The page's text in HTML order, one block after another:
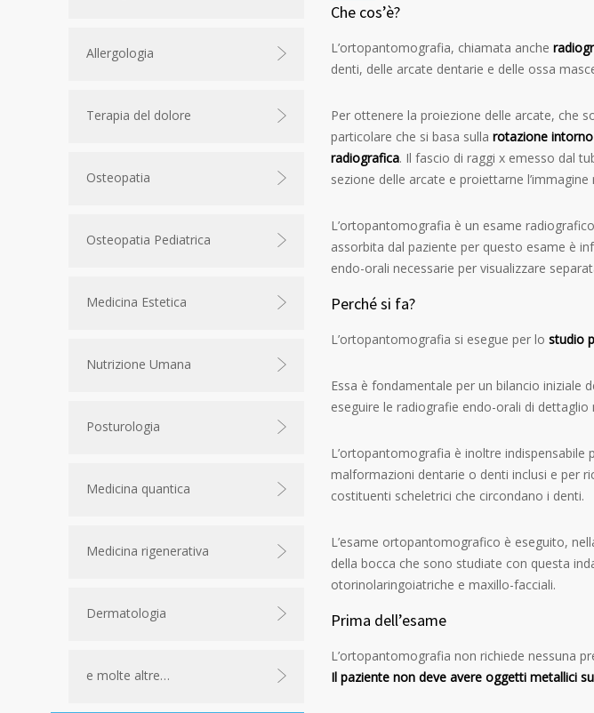
Allergologia
Terapia del dolore
Osteopatia
Osteopatia Pediatrica
Medicina Estetica
Nutrizione Umana
Posturologia
Medicina quantica
Medicina rigenerativa
Dermatologia
e molte altre…
Che cos’è?
L’ortopantomografia, chiamata anche
denti, delle arcate dentarie e delle ossa
Per ottenere la proiezione delle arcate, che
particolare che si basa sulla rotazione
radiografica. Il fascio di raggi x emesso dal
sezione delle arcate e proiettarne
L’ortopantomografia è un esame
assorbita dal paziente per questo esame è
endo-orali necessarie per visualizzare
Perché si fa?
L’ortopantomografia si esegue per lo studio
Essa è fondamentale per un bilancio
eseguire le radiografie endo-orali di
L’ortopantomografia è inoltre indispensabile
malformazioni dentarie o denti inclusi e per
costituenti scheletrici che circondano i denti.
L’esame ortopantomografico è eseguito,
della bocca che sono studiate con questa
otorinolaringoiatriche e maxillo-facciali.
Prima dell’esame
L’ortopantomografia non richiede nessuna
Il paziente non deve avere oggetti metallici